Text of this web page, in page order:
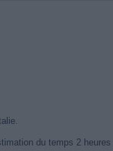
du temps 2 heures